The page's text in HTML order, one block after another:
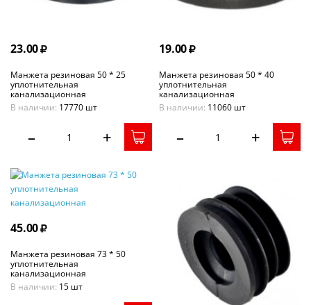
23.00
Манжета резиновая 50 * 25
уплотнительная
канализационная
В наличии: 17770 шт
– +
19.00
Манжета резиновая 50 * 40
уплотнительная
канализационная
В наличии: 11060 шт
– +
45.00
Манжета резиновая 73 * 50
уплотнительная
канализационная
В наличии: 15 шт